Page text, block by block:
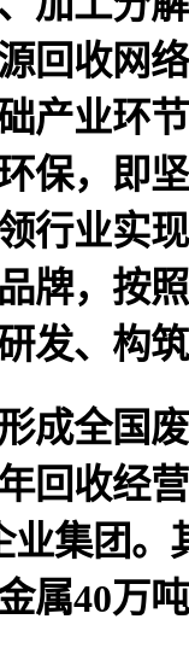
回收网
产业环
保，即
行业实
牌，按
发、构
成全国
回收经
业集团。
属40万